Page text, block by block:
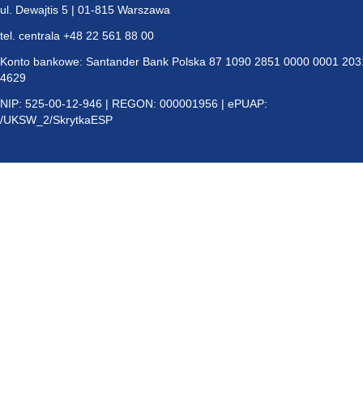
ul. Dewajtis 5 | 01-815 Warszawa
tel. centrala +48 22 561 88 00
Konto bankowe: Santander Bank Polska 87 1090 2851 0000 0001
4629
NIP: 525-00-12-946 | REGON: 000001956 | ePUAP:
/UKSW_2/SkrytkaESP